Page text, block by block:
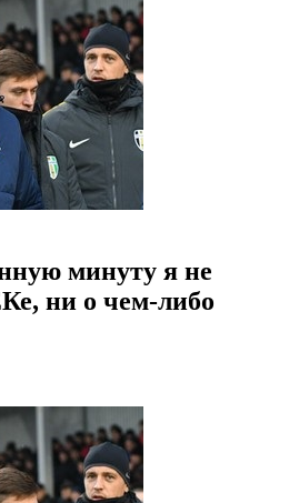
минуту я не
ни о чем-либо